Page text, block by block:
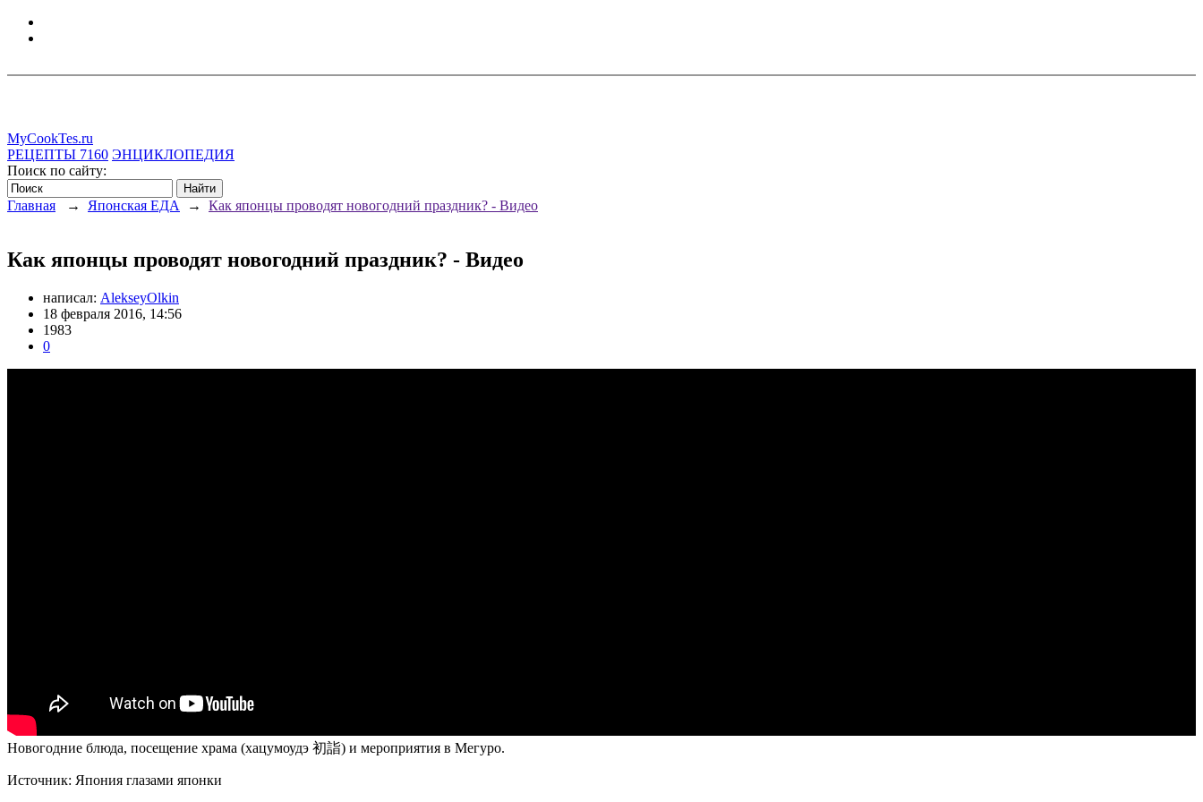
MyCookTes.ru
РЕЦЕПТЫ 7160 ЭНЦИКЛОПЕДИЯ
Поиск по сайту:
Главная → Японская ЕДА → Как японцы проводят новогодний праздник? - Видео
Как японцы проводят новогодний праздник? - Видео
написал: AlekseyOlkin
18 февраля 2016, 14:56
1983
0
Новогодние блюда, посещение храма (хацумоудэ 初詣) и мероприятия в Мегуро.
Источник: Япония глазами японки